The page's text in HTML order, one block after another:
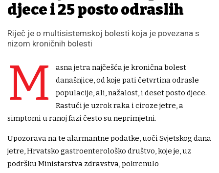
djece i 25 posto odraslih
Riječ je o multisistemskoj bolesti koja je povezana s
nizom kroničnih bolesti
M
asna jetra najčešća je kronična bolest
današnjice, od koje pati četvrtina odrasle
populacije, ali, nažalost, i deset posto djece.
Rastući je uzrok raka i ciroze jetre, a
simptomi u ranoj fazi često su neprimjetni.
Upozorava na te alarmantne podatke, uoči Svjetskog dana
jetre, Hrvatsko gastroenterološko društvo, koje je, uz
podršku Ministarstva zdravstva, pokrenulo